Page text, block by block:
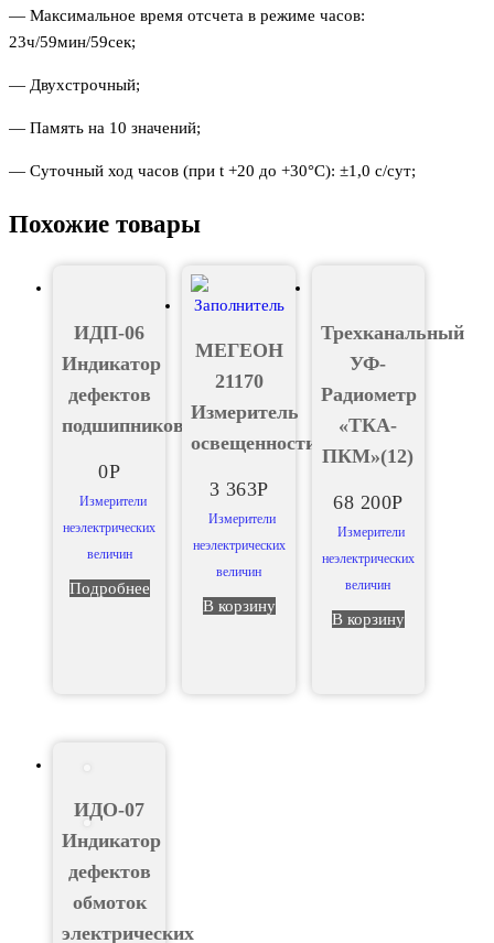
— Максимальное время отсчета в режиме часов:
23ч/59мин/59сек;
— Двухстрочный;
— Память на 10 значений;
— Суточный ход часов (при t +20 до +30°С): ±1,0 с/сут;
Похожие товары
ИДП-06
Индикатор
дефектов
подшипников
0Р
Измерители
неэлектрических
величин
Подробнее
МЕГЕОН
21170
Измеритель
освещенности
3 363Р
Измерители
неэлектрических
величин
В корзину
Трехканальный
УФ-
Радиометр
«ТКА-
ПКМ»(12)
68 200Р
Измерители
неэлектрических
величин
В корзину
ИДО-07
Индикатор
дефектов
обмоток
электрических